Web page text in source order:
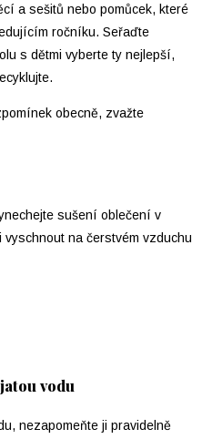
a sešitů nebo pomůcek, které
ročníku. Seřaďte
s dětmi vyberte ty nejlepší,
obecně, zvažte
sušení oblečení v
na čerstvém vzduchu
vodu
nezapomeňte ji pravidelně